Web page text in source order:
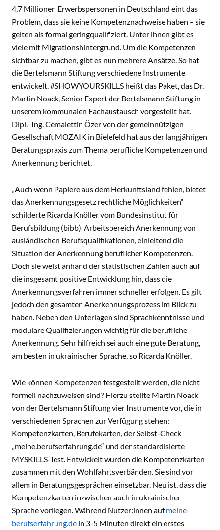
INHALT
4,7 Millionen Erwerbspersonen in Deutschland eint das
Problem, dass sie keine Kompetenznachweise haben – sie
gelten als formal geringqualifiziert. Unter ihnen gibt es
viele mit Migrationshintergrund. Um die Kompetenzen
sichtbar zu machen, gibt es nun mehrere Ansätze. So hat
die Bertelsmann Stiftung verschiedene Instrumente
entwickelt. #SHOWYOURSKILLS heißt das Paket, das Dr.
Martin Noack, Senior Expert der Bertelsmann Stiftung in
unserem kommunalen Fachaustausch vorgestellt hat.
Dipl.- Ing. Cemalettin Özer von der gemeinnützigen
Gesellschaft MOZAIK in Bielefeld hat aus der langjährigen
Beratungspraxis zum Thema berufliche Kompetenzen und
Anerkennung berichtet.
„Auch wenn Papiere aus dem Herkunftsland fehlen, bietet
das Anerkennungsgesetz rechtliche Möglichkeiten“
schilderte Ricarda Knöller vom Bundesinstitut für
Berufsbildung (bibb), Arbeitsbereich Anerkennung von
ausländischen Berufsqualifikationen, einleitend die
Situation der Anerkennung beruflicher Kompetenzen.
Doch sie weist anhand der statistischen Zahlen auch auf
die insgesamt positive Entwicklung hin, dass die
Anerkennungsverfahren immer schneller erfolgen. Es gilt
jedoch den gesamten Anerkennungsprozess im Blick zu
haben. Neben den Unterlagen sind Sprachkenntnisse und
modulare Qualifizierungen wichtig für die berufliche
Anerkennung. Sehr hilfreich sei auch eine gute Beratung,
am besten in ukrainischer Sprache, so Ricarda Knöller.
Wie können Kompetenzen festgestellt werden, die nicht
formell nachzuweisen sind? Hierzu stellte Martin Noack
von der Bertelsmann Stiftung vier Instrumente vor, die in
verschiedenen Sprachen zur Verfügung stehen:
Kompetenzkarten, Berufekarten, der Selbst-Check
„meine.berufserfahrung.de“ und der standardisierte
MYSKILLS-Test. Entwickelt wurden die Kompetenzkarten
zusammen mit den Wohlfahrtsverbänden. Sie sind vor
allem in Beratungsgesprächen einsetzbar. Neu ist, dass die
Kompetenzkarten inzwischen auch in ukrainischer
Sprache vorliegen. Während Nutzer:innen aufmeine-
berufserfahrung.de in 3-5 Minuten direkt ein erstes